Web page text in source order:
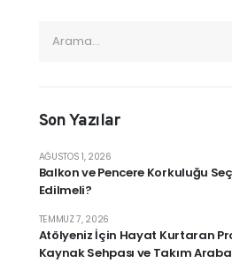
Son Yazılar
Balkon ve Pencere Korkuluğu
Edilmeli?
AĞUSTOS 1, 2026
Atölyeniz İçin Hayat Kurtaran
Kaynak Sehpası ve Takım
TEMMUZ 7, 2026